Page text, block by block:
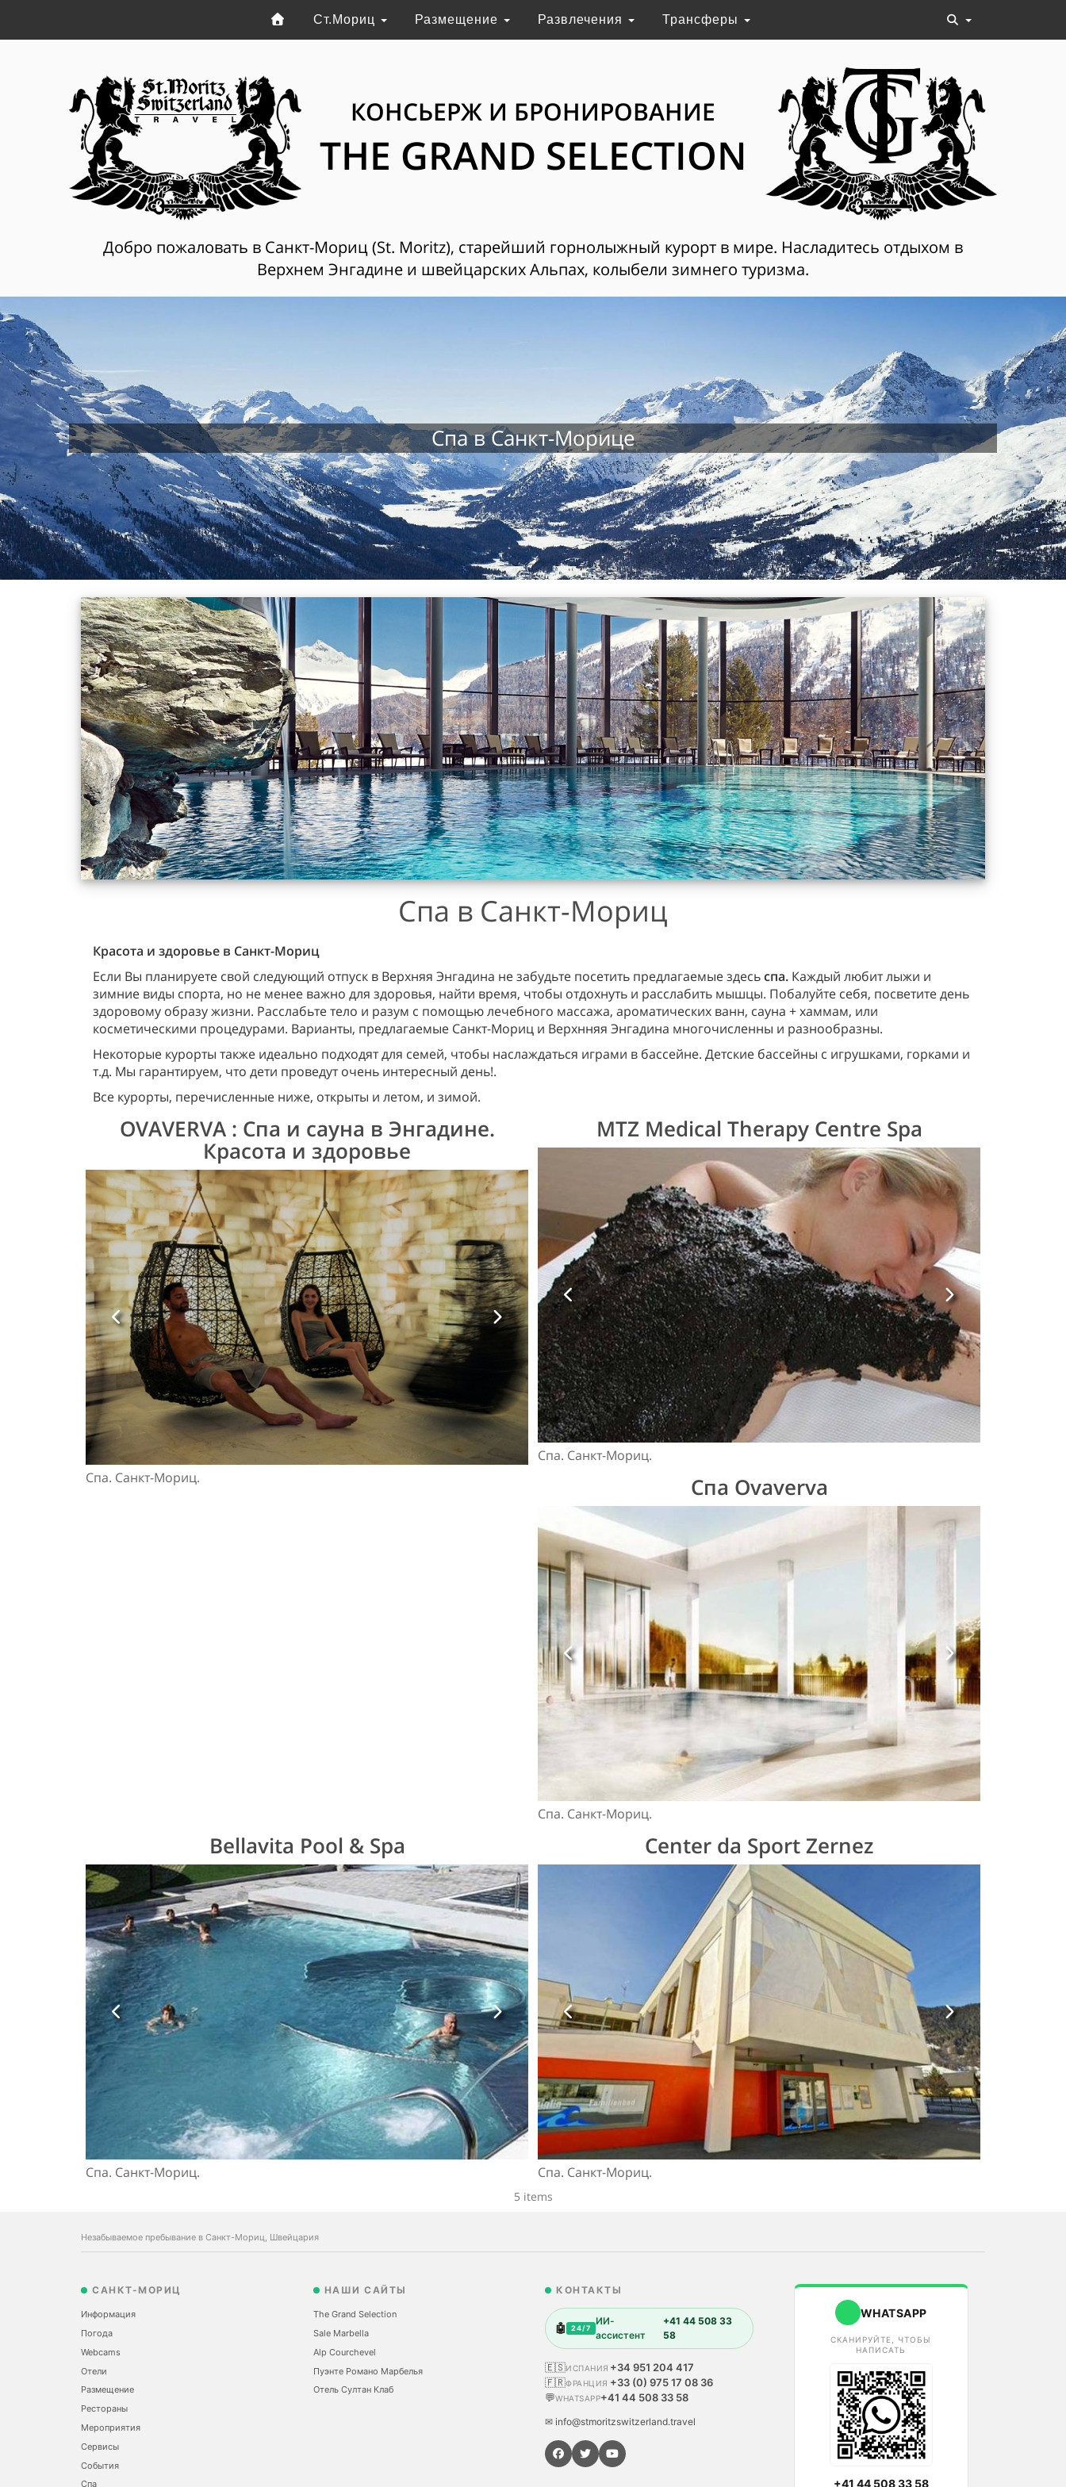
Ст.Мориц Размещение Развлечения Трансферы
КОНСЬЕРЖ И БРОНИРОВАНИЕ
THE GRAND SELECTION
Добро пожаловать в Санкт-Мориц (St. Moritz), старейший горнолыжный курорт в мире. Насладитесь отдыхом в
Верхнем Энгадине и швейцарских Альпах, колыбели зимнего туризма.
Спа в Санкт-Морице
Спа в Санкт-Мориц
Красота и здоровье в Санкт-Мориц
Если Вы планируете свой следующий отпуск в Верхняя Энгадина не забудьте посетить предлагаемые здесьспа. Каждый любит лыжи и
зимние виды спорта, но не менее важно для здоровья, найти время, чтобы отдохнуть и расслабить мышцы. Побалуйте себя, посветите день
здоровому образу жизни. Расслабьте тело и разум с помощью лечебного массажа, ароматических ванн, сауна + хаммам, или
косметическими процедурами. Варианты, предлагаемые Санкт-Мориц и Верхнняя Энгадина многочисленны и разнообразны.
Некоторые курорты также идеально подходят для семей, чтобы наслаждаться играми в бассейне. Детские бассейны с игрушками, горками и
т.д. Мы гарантируем, что дети проведут очень интересный день!.
Все курорты, перечисленные ниже, открыты и летом, и зимой.
OVAVERVA : Спа и сауна в Энгадине.
Красота и здоровье
Спа. Санкт-Мориц.
MTZ Medical Therapy Centre Spa
Спа. Санкт-Мориц.
Спа Ovaverva
Спа. Санкт-Мориц.
Bellavita Pool & Spa
Спа. Санкт-Мориц.
Center da Sport Zernez
Спа. Санкт-Мориц.
5 items
Незабываемое пребывание в Санкт-Мориц, Швейцария
САНКТ-МОРИЦ
Информация
Погода
Webcams
Отели
Размещение
Рестораны
Мероприятия
Сервисы
События
Спа
НАШИ САЙТЫ
The Grand Selection
Sale Marbella
Alp Courchevel
Пуэнте Романо Марбелья
Отель Султан Клаб
КОНТАКТЫ
🤖 24/7
ИИ-
ассистент
+41 44 508 33
58
🇪🇸ИСПАНИЯ +34 951 204 417
🇫🇷ФРАНЦИЯ +33 (0) 975 17 08 36
💬WHATSAPP+41 44 508 33 58
✉ info@stmoritzswitzerland.travel
WHATSAPP
СКАНИРУЙТЕ, ЧТОБЫ
НАПИСАТЬ
+41 44 508 33 58